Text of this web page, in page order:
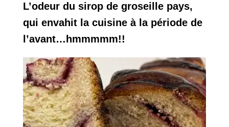
L’odeur du sirop de groseille pays,
qui envahit la cuisine à la période de
l’avant…hmmmmm!!